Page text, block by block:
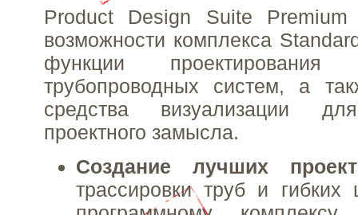
Product Design Suite
возможности комплекса
функции
трубопроводных систем, а
средства визуализации
проектного замысла.
Создание лучших
трассировки труб и гибких